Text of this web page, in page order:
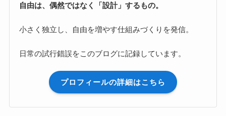
自由は、偶然ではなく「設計」するもの。
小さく独立し、自由を増やす仕組みづくりを発信。
日常の試行錯誤をこのブログに記録しています。
プロフィールの詳細はこちら